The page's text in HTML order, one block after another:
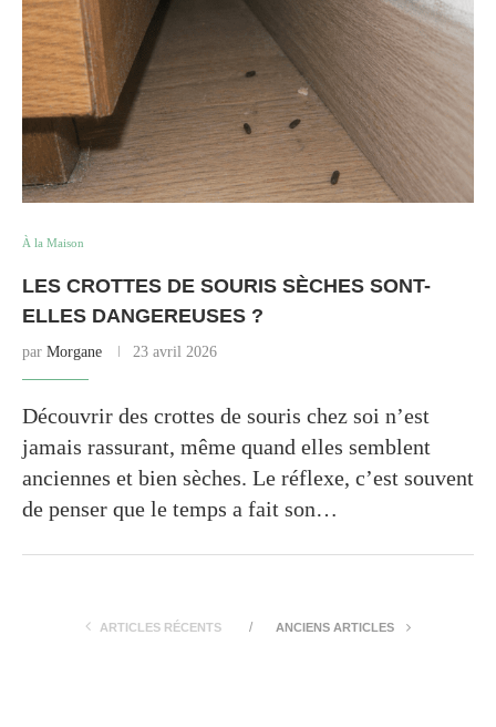
À la Maison
LES CROTTES DE SOURIS SÈCHES SONT-
ELLES DANGEREUSES ?
par Morgane 23 avril 2026
Découvrir des crottes de souris chez soi n’est
jamais rassurant, même quand elles semblent
anciennes et bien sèches. Le réflexe, c’est souvent
de penser que le temps a fait son…
ARTICLES RÉCENTS ANCIENS ARTICLES